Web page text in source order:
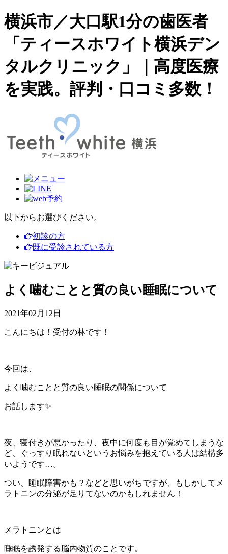
横浜市／大口駅1分の歯医者
「ティースホワイト横浜デン
タルクリニック」｜高度医療
を実践。評判・口コミ多数！
以下からお選びください。
初診の方
既に受診されている方
よく噛むことと質の良い睡眠について
2021年02月12日
こんにちは！受付の林です！
今回は、
よく噛むことと質の良い睡眠の関係について
お話します✨
夜、寝付きが悪かったり、 夜中に何度も目が覚めてしまうな
ど、
ぐっすり眠れないというお悩みを抱えている人は結構多
いようです…。
つい、睡眠障害かも？などと思いがちですが、
もしかしてメ
ラトニンの分泌が足りてないのかもしれません！
メラトニンとは
睡眠を誘発する脳内物質のことです。